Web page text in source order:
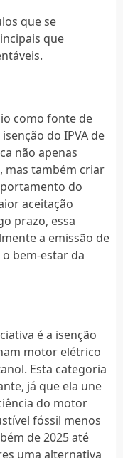
que se
que
como fonte de
do IPVA de
não apenas
mas também criar
do
aceitação
prazo, essa
a emissão de
bem-estar da
é a isenção
motor elétrico
Esta categoria
já que ela une
do motor
fóssil menos
de 2025 até
uma alternativa